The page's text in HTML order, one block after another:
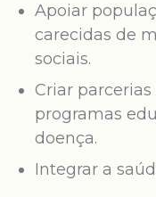
Apoiar
carecidas de
sociais.
Criar
programas
doença.
Integrar a